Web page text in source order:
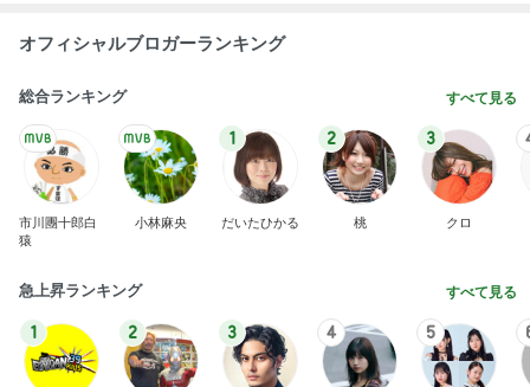
オフィシャルブロガーランキング
総合ランキング すべて見る
市川團十郎白
猿
小林麻央
1
だいたひかる
2
桃
3
クロ
急上昇ランキング すべて見る
1 2 3 4 5